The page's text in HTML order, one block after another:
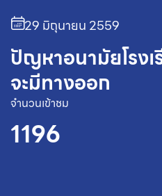
29 มิถุนายน 2559
ปัญหาอนามัยโรงเ
จะมีทางออก
จำนวนเข้าชม
1196